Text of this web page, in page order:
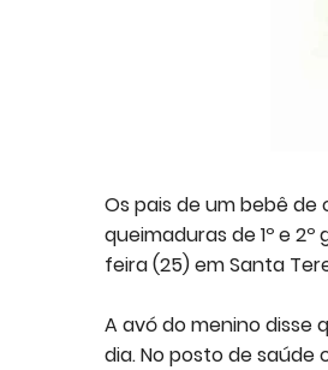
Os pais de um bebê
queimaduras de 1º e
feira (25) em Santa
A avó do menino disse
dia. No posto de